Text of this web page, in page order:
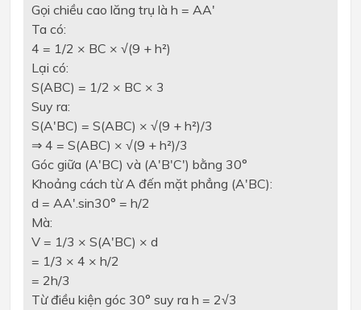
Gọi chiều cao lăng trụ là h = AA'
Ta có:
4 = 1/2 × BC × √(9 + h²)
Lại có:
S(ABC) = 1/2 × BC × 3
Suy ra:
S(A'BC) = S(ABC) × √(9 + h²)/3
⇒ 4 = S(ABC) × √(9 + h²)/3
Góc giữa (A'BC) và (A'B'C') bằng 30°
Khoảng cách từ A đến mặt phẳng (A'BC):
d = AA'.sin30° = h/2
Mà:
V = 1/3 × S(A'BC) × d
= 1/3 × 4 × h/2
= 2h/3
Từ điều kiện góc 30° suy ra h = 2√3